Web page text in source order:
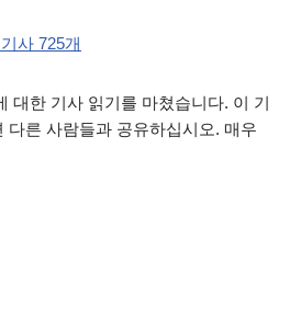
사 725개
대한 기사 읽기를 마쳤습니다. 이 기
다른 사람들과 공유하십시오. 매우